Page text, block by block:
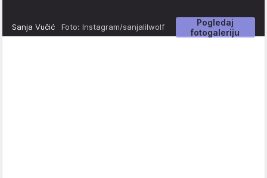
Pogledaj
fotogaleriju
Sanja Vučić Foto: Instagram/sanjalilwolf